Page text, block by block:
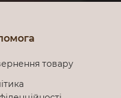
товару